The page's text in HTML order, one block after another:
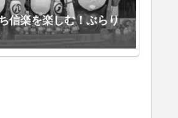
信楽を楽しむ！ぶらり